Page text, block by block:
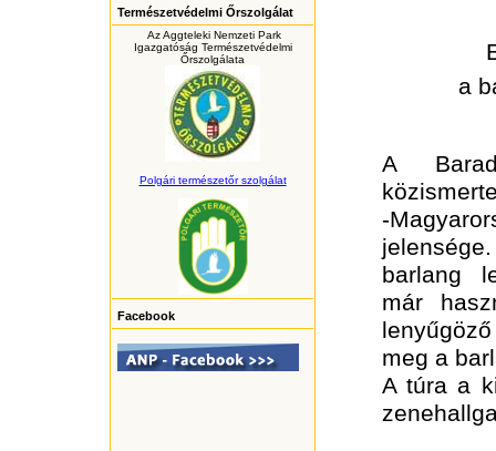
Természetvédelmi Őrszolgálat
Az Aggteleki Nemzeti Park
Igazgatóság Természetvédelmi
Őrszolgálata
Polgári természetőr szolgálat
Facebook
a
A
-
barlang
már
meg a
A túra a